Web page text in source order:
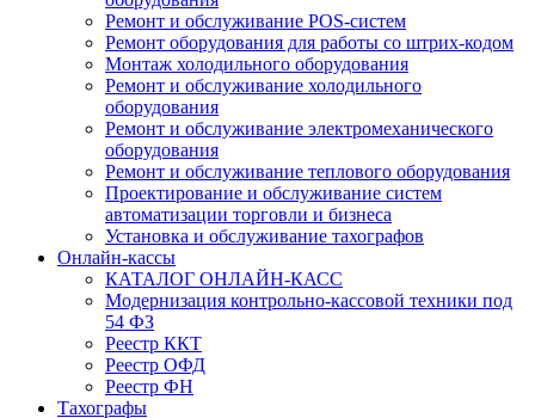
Ремонт и обслуживание POS-систем
Ремонт оборудования для работы со штрих-кодом
Монтаж холодильного оборудования
Ремонт и обслуживание холодильного
оборудования
Ремонт и обслуживание электромеханического
оборудования
Ремонт и обслуживание теплового оборудования
Проектирование и обслуживание систем
автоматизации торговли и бизнеса
Установка и обслуживание тахографов
Онлайн-кассы
КАТАЛОГ ОНЛАЙН-КАСС
Модернизация контрольно-кассовой техники под
54 ФЗ
Реестр ККТ
Реестр ОФД
Реестр ФН
Тахографы